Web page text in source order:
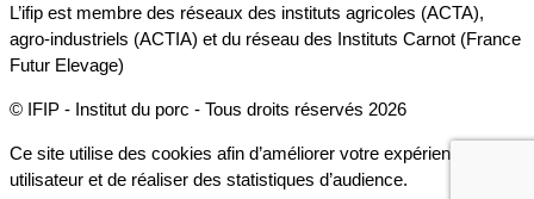
L’ifip est membre des réseaux des instituts agricoles (ACTA),
agro-industriels (ACTIA) et du réseau des Instituts Carnot (France
Futur Elevage)
© IFIP - Institut du porc - Tous droits réservés 2026
Ce site utilise des cookies afin d’améliorer votre expérience
utilisateur et de réaliser des statistiques d’audience.